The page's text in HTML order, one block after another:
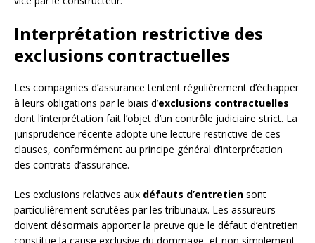
Interprétation restrictive des
exclusions contractuelles
Les compagnies d’assurance tentent régulièrement d’échapper
à leurs obligations par le biais d’exclusions contractuelles
dont l’interprétation fait l’objet d’un contrôle judiciaire strict. La
jurisprudence récente adopte une lecture restrictive de ces
clauses, conformément au principe général d’interprétation
des contrats d’assurance.
Les exclusions relatives aux défauts d’entretien sont
particulièrement scrutées par les tribunaux. Les assureurs
doivent désormais apporter la preuve que le défaut d’entretien